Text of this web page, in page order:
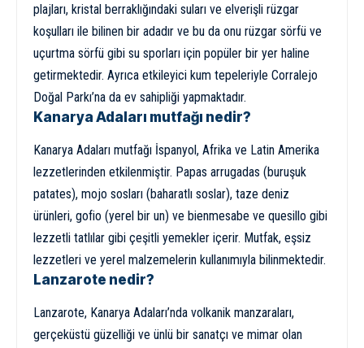
plajları, kristal berraklığındaki suları ve elverişli rüzgar
koşulları ile bilinen bir adadır ve bu da onu rüzgar sörfü ve
uçurtma sörfü gibi su sporları için popüler bir yer haline
getirmektedir. Ayrıca etkileyici kum tepeleriyle Corralejo
Doğal Parkı’na da ev sahipliği yapmaktadır.
Kanarya Adaları mutfağı nedir?
Kanarya Adaları mutfağı İspanyol, Afrika ve Latin Amerika
lezzetlerinden etkilenmiştir. Papas arrugadas (buruşuk
patates), mojo sosları (baharatlı soslar), taze deniz
ürünleri, gofio (yerel bir un) ve bienmesabe ve quesillo gibi
lezzetli tatlılar gibi çeşitli yemekler içerir. Mutfak, eşsiz
lezzetleri ve yerel malzemelerin kullanımıyla bilinmektedir.
Lanzarote nedir?
Lanzarote, Kanarya Adaları’nda volkanik manzaraları,
gerçeküstü güzelliği ve ünlü bir sanatçı ve mimar olan